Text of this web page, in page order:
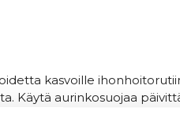
kasvoille
Käytä aurinkosuojaa